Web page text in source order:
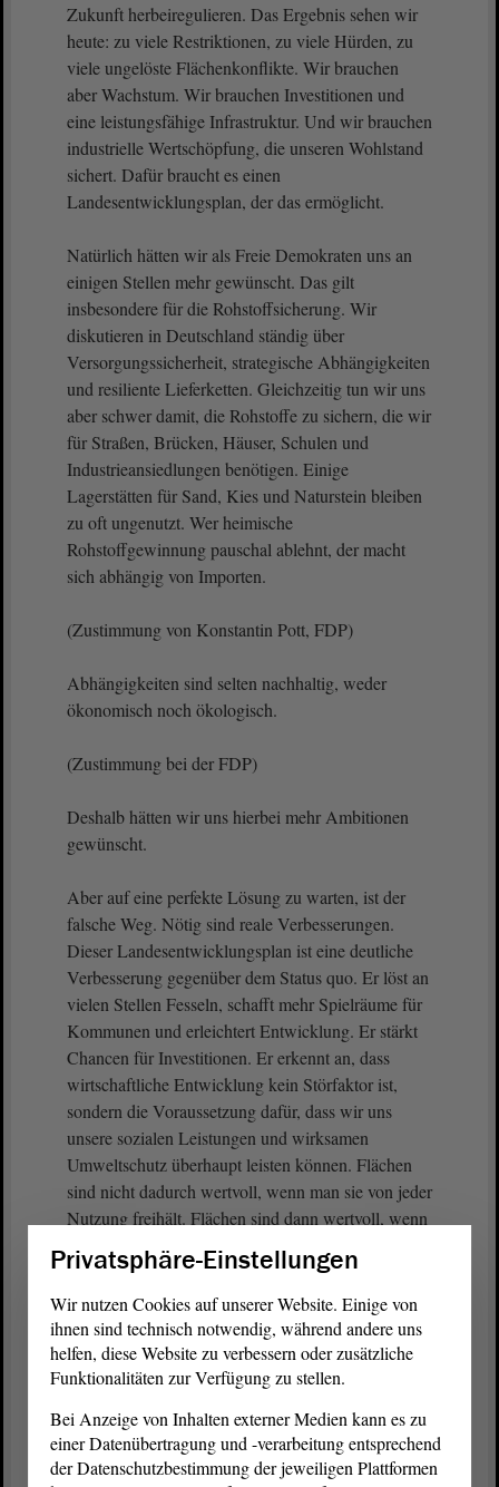
Zukunft herbeiregulieren. Das Ergebnis sehen wir
heute: zu viele Restriktionen, zu viele Hürden, zu
viele ungelöste Flächenkonflikte. Wir brauchen
aber Wachstum. Wir brauchen Investitionen und
eine leistungsfähige Infrastruktur. Und wir brauchen
industrielle Wertschöpfung, die unseren Wohlstand
sichert. Dafür braucht es einen
Landesentwicklungsplan, der das ermöglicht.
Natürlich hätten wir als Freie Demokraten uns an
einigen Stellen mehr gewünscht. Das gilt
insbesondere für die Rohstoffsicherung. Wir
diskutieren in Deutschland ständig über
Versorgungssicherheit, strategische Abhängigkeiten
und resiliente Lieferketten. Gleichzeitig tun wir uns
aber schwer damit, die Rohstoffe zu sichern, die wir
für Straßen, Brücken, Häuser, Schulen und
Industrieansiedlungen benötigen. Einige
Lagerstätten für Sand, Kies und Naturstein bleiben
zu oft ungenutzt. Wer heimische
Rohstoffgewinnung pauschal ablehnt, der macht
sich abhängig von Importen.
(Zustimmung von Konstantin Pott, FDP)
Abhängigkeiten sind selten nachhaltig, weder
ökonomisch noch ökologisch.
(Zustimmung bei der FDP)
Deshalb hätten wir uns hierbei mehr Ambitionen
gewünscht.
Aber auf eine perfekte Lösung zu warten, ist der
falsche Weg. Nötig sind reale Verbesserungen.
Dieser Landesentwicklungsplan ist eine deutliche
Verbesserung gegenüber dem Status quo. Er löst an
vielen Stellen Fesseln, schafft mehr Spielräume für
Kommunen und erleichtert Entwicklung. Er stärkt
Chancen für Investitionen. Er erkennt an, dass
wirtschaftliche Entwicklung kein Störfaktor ist,
sondern die Voraussetzung dafür, dass wir uns
unsere sozialen Leistungen und wirksamen
Umweltschutz überhaupt leisten können. Flächen
sind nicht dadurch wertvoll, wenn man sie von jeder
Nutzung freihält. Flächen sind dann wertvoll, wenn
Zukunftsperspektiven ermöglichen.
Deshalb unterstützen wir diesen
Landesentwicklungsplan, nicht weil er jede liberale
Forderung erfüllt, sondern weil er Sachsen-Anhalt
Plan tut. Das ist ein Schritt in die richtige Richtung.
- Vielen Dank.
Privatsphäre-Einstellungen
Wir nutzen Cookies auf unserer Website. Einige von
ihnen sind technisch notwendig, während andere uns
helfen, diese Website zu verbessern oder zusätzliche
Funktionalitäten zur Verfügung zu stellen.
Bei Anzeige von Inhalten externer Medien kann es zu
einer Datenübertragung und -verarbeitung entsprechend
der Datenschutzbestimmung der jeweiligen Plattformen